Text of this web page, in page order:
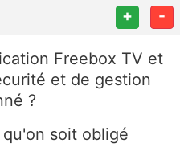
+ -
Freebox TV et
et de gestion
?
soit obligé